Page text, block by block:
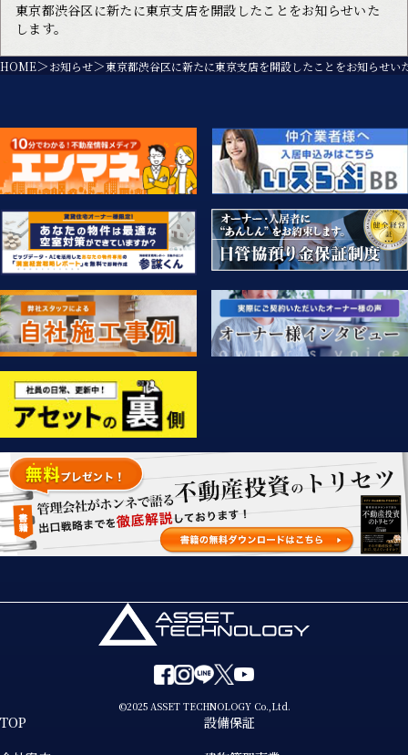
東京都渋谷区に新たに東京支店を開設したことをお知らせいた
します。
HOME お知らせ 東京都渋谷区に新たに東京支店を開設したことをお知らせい
©2025 ASSET TECHNOLOGY Co.,Ltd.
TOP
設備保証